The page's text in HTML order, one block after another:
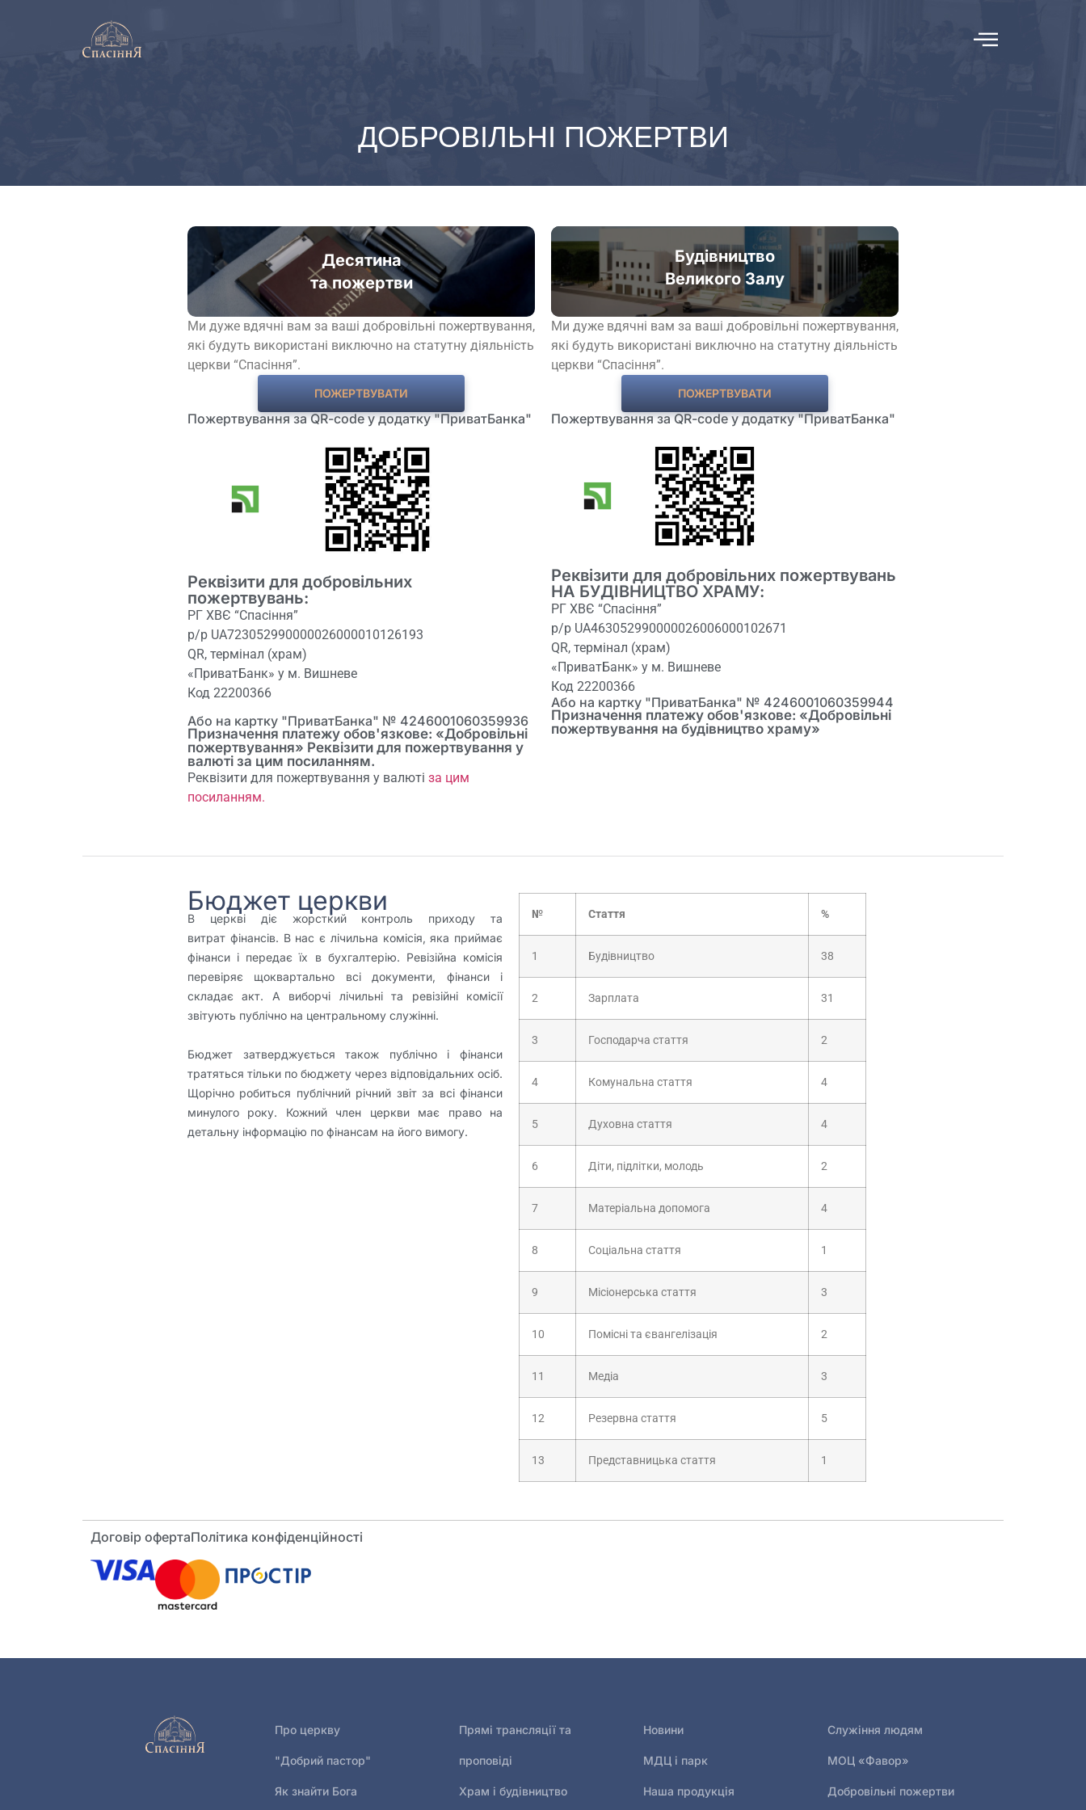
ДОБРОВІЛЬНІ ПОЖЕРТВИ
Десятина
та пожертви
Ми дуже вдячні вам за ваші добровільні пожертвування,
які будуть використані виключно на статутну діяльність
церкви “Спасіння”.
ПОЖЕРТВУВАТИ
Пожертвування за QR-code у додатку "ПриватБанка"
Реквізити для добровільних
пожертвувань:
РГ ХВЄ “Спасіння”
р/р UA723052990000026000010126193
QR, термінал (храм)
«ПриватБанк» у м. Вишневе
Код 22200366
Або на картку "ПриватБанка" № 4246001060359936
Призначення платежу обов'язкове: «Добровільні
пожертвування» Реквізити для пожертвування у
валюті за цим посиланням.
Реквізити для пожертвування у валюті за цим
посиланням.
Будівництво
Великого Залу
Ми дуже вдячні вам за ваші добровільні пожертвування,
які будуть використані виключно на статутну діяльність
церкви “Спасіння”.
ПОЖЕРТВУВАТИ
Пожертвування за QR-code у додатку "ПриватБанка"
Реквізити для добровільних пожертвувань
НА БУДІВНИЦТВО ХРАМУ:​
РГ ХВЄ “Спасіння”
р/р UA463052990000026006000102671
QR, термінал (храм)
«ПриватБанк» у м. Вишневе
Код 22200366
Або на картку "ПриватБанка" № 4246001060359944
Призначення платежу обов'язкове: «Добровільні
пожертвування на будівництво храму»​
Бюджет церкви
В церкві діє жорсткий контроль приходу та
витрат фінансів. В нас є лічильна комісія, яка приймає
фінанси і передає їх в бухгалтерію. Ревізійна комісія
перевіряє щоквартально всі документи, фінанси і
складає акт. А виборчі лічильні та ревізійні комісії
звітують публічно на центральному служінні.
Бюджет затверджується також публічно і фінанси
тратяться тільки по бюджету через відповідальних осіб.
Щорічно робиться публічний річний звіт за всі фінанси
минулого року. Кожний член церкви має право на
детальну інформацію по фінансам на його вимогу.
№ Стаття %
1 Будівництво 38
2 Зарплата 31
3 Господарча стаття 2
4 Комунальна стаття 4
5 Духовна стаття 4
6 Діти, підлітки, молодь 2
7 Матеріальна допомога 4
8 Соціальна стаття 1
9 Місіонерська стаття 3
10 Помісні та євангелізація 2
11 Медіа 3
12 Резервна стаття 5
13 Представницька стаття 1
Договір офертаПолітика конфіденційності
Про церкву
"Добрий пастор"
Як знайти Бога
Прямі трансляції та
проповіді
Храм і будівництво
Новини
МДЦ і парк
Наша продукція
Служіння людям
МОЦ «Фавор»
Добровільні пожертви